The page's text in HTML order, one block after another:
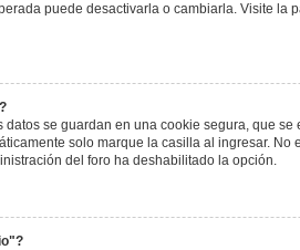
puede desactivarla o cambiarla. Visite la
se guardan en una cookie segura, que
solo marque la casilla al ingresar.
del foro ha deshabilitado la opción.